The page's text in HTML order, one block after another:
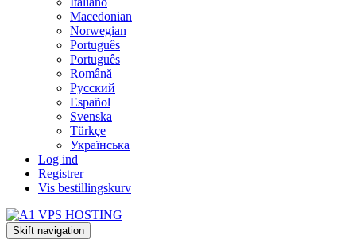
Macedonian
Norwegian
Português
Português
Română
Русский
Español
Svenska
Türkçe
Українська
Log ind
Registrer
Vis bestillingskurv
Skift navigation